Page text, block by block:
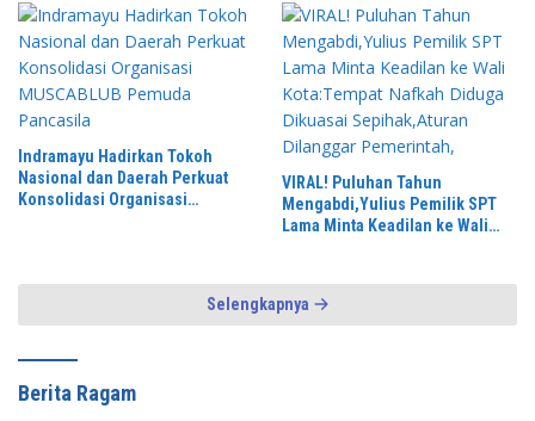
Indramayu Hadirkan Tokoh
Nasional dan Daerah Perkuat
Konsolidasi Organisasi
VIRAL! Puluhan Tahun
Mengabdi,Yulius Pemilik SPT
Lama Minta Keadilan ke Wali
Dilanggar Pemerintah,
Selengkapnya
Berita Ragam